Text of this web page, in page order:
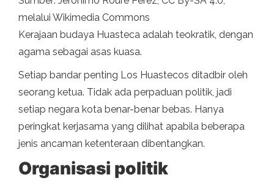
melalui Wikimedia Commons
Kerajaan budaya Huasteca adalah teokratik, dengan
agama sebagai asas kuasa.
Setiap bandar penting Los Huastecos ditadbir oleh
seorang ketua. Tidak ada perpaduan politik, jadi
setiap negara kota benar-benar bebas. Hanya
peringkat kerjasama yang dilihat apabila beberapa
jenis ancaman ketenteraan dibentangkan.
Organisasi politik